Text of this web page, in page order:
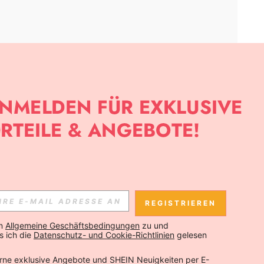
APP
ANMELDEST, KANNST DU DIE NEUESTEN TRENDS VOR
DICH JEDERZEIT ABMELDEN).
Abonnieren
Abonnieren
REGISTRIEREN
Allgemeine Geschäftsbedingungen zu und
ich die Datenschutz- und Cookie-Richtlinien gelesen
exklusive Angebote und SHEIN Neuigkeiten per E-